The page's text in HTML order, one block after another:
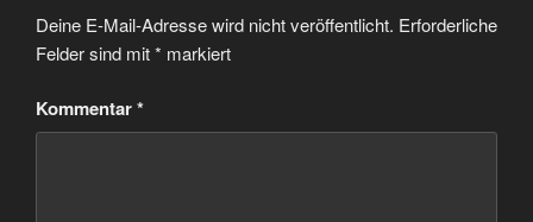
Deine E-Mail-Adresse wird nicht veröffentlicht. Erforderliche
Felder sind mit* markiert
Kommentar*